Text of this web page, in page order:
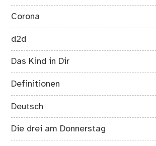
Corona
d2d
Das Kind in Dir
Definitionen
Deutsch
Die drei am Donnerstag